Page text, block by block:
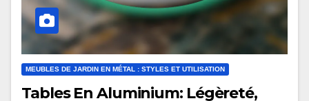
MEUBLES DE JARDIN EN MÉTAL : STYLES ET UTILISATION
Tables En Aluminium: Légèreté,